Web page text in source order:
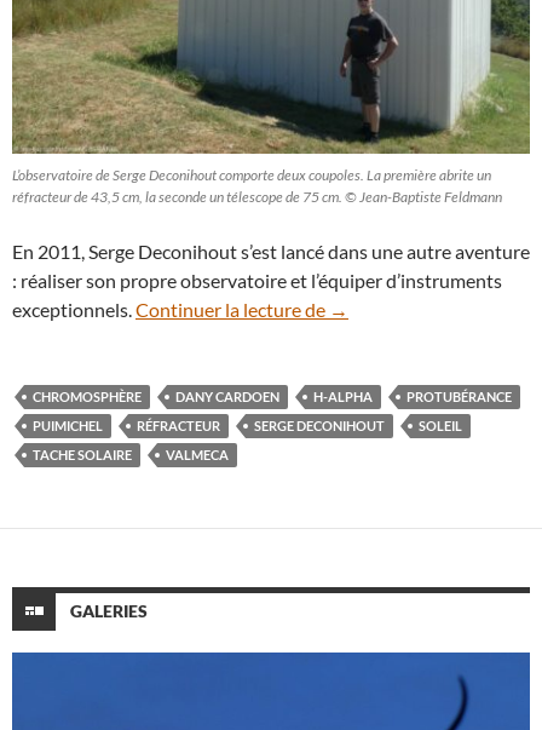
L’observatoire de Serge Deconihout comporte deux coupoles. La première abrite un
réfracteur de 43,5 cm, la seconde un télescope de 75 cm. © Jean-Baptiste Feldmann
En 2011, Serge Deconihout s’est lancé dans une autre aventure
: réaliser son propre observatoire et l’équiper d’instruments
exceptionnels. Continuer la lecture de Découverte : le
→
CHROMOSPHÈRE DANY CARDOEN H-ALPHA
PROTUBÉRANCE
PUIMICHEL
RÉFRACTEUR SERGE DECONIHOUT
SOLEIL
TACHE SOLAIRE
VALMECA
GALERIES